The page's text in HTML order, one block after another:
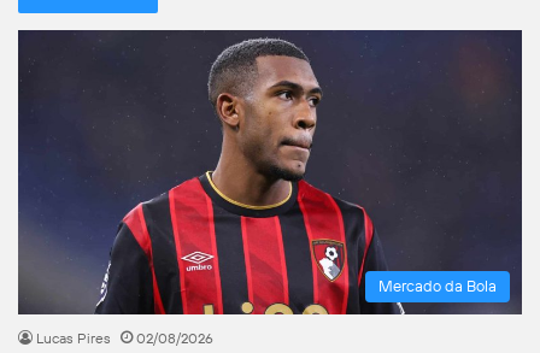
Mercado da Bola
Lucas Pires 02/08/2026